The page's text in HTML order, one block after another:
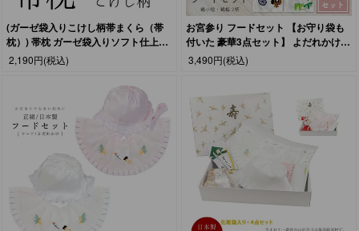
(ガーゼ袋入りこけし柄帯まくら（帯
枕）) 帯枕 ガーゼ袋入りソフト仕上げ
伊達すがた (zr)
2,190円(税込)
お宮参り フードセット 【お守り袋も
付いた 豪華3点セット】 よだれかけ
鶴と松竹梅の刺繍入り 縁起の良い地紋
洗える ポリエステル 帽子 レース付 男
百日祝い 退院祝い ギフ
3,490円(税込)